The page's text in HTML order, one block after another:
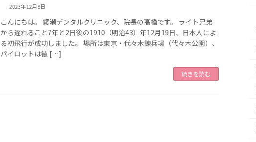
2023年12月8日
こんにちは。 綾瀬デンタルクリニック、院長の髙橋です。 ライト兄弟
から遅れること7年と2日後の1910（明治43）年12月19日、日本人によ
る初飛行が成功しました。 場所は東京・代々木錬兵場（代々木公園）、
パイロットは徳 […]
続きを読む